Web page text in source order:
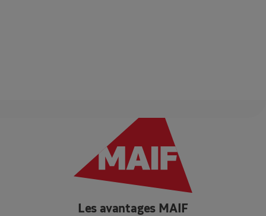
Les avantages MAIF